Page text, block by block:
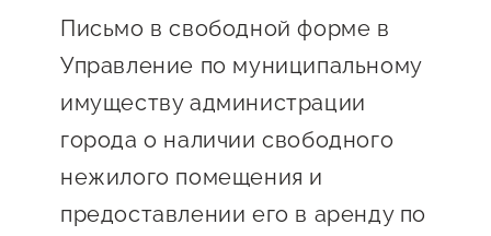
Поддержка социальных
предпринимателей
Поддержка экспортеров
Финансовая поддержка
Меры поддержки в условиях
внешнего санкционного
Письмо в свободной форме в
Управление по муниципальному
имуществу администрации
города о наличии свободного
нежилого помещения и
предоставлении его в аренду по